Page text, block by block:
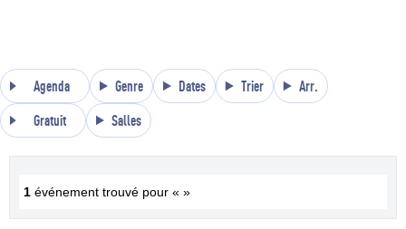
Agenda Genre Dates Trier Arr.
Gratuit Salles
1 événement trouvé pour « »